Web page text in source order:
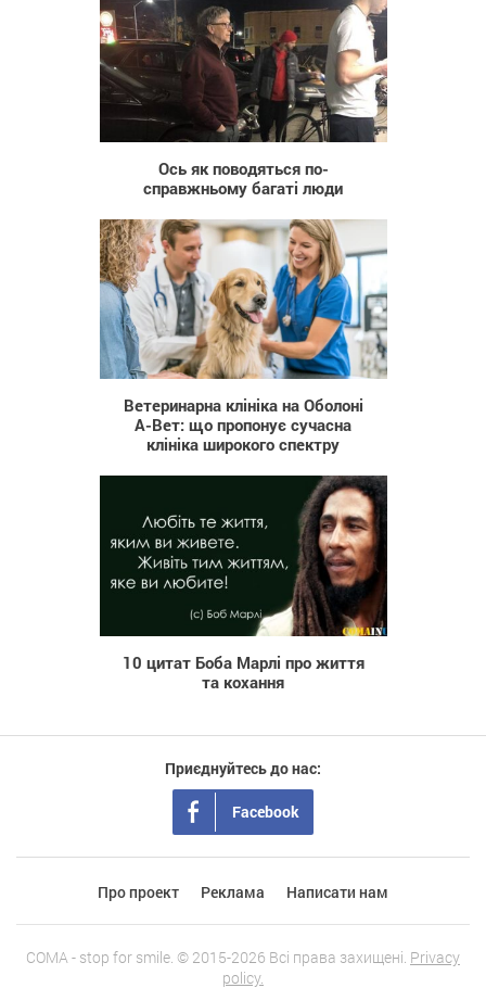
4 776
Ось як поводяться по-
справжньому багаті люди
22
Ветеринарна клініка на Оболоні
А-Вет: що пропонує сучасна
клініка широкого спектру
3 033
10 цитат Боба Марлі про життя
та кохання
Приєднуйтесь до нас:
Facebook
Про проект Реклама Написати нам
COMA - stop for smile. © 2015-2026 Всі права захищені. Privacy
policy.